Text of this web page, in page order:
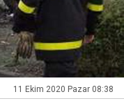
11 Ekim 2020 Pazar 08:38